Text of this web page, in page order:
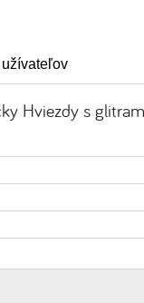
užívateľov
Hviezdy s